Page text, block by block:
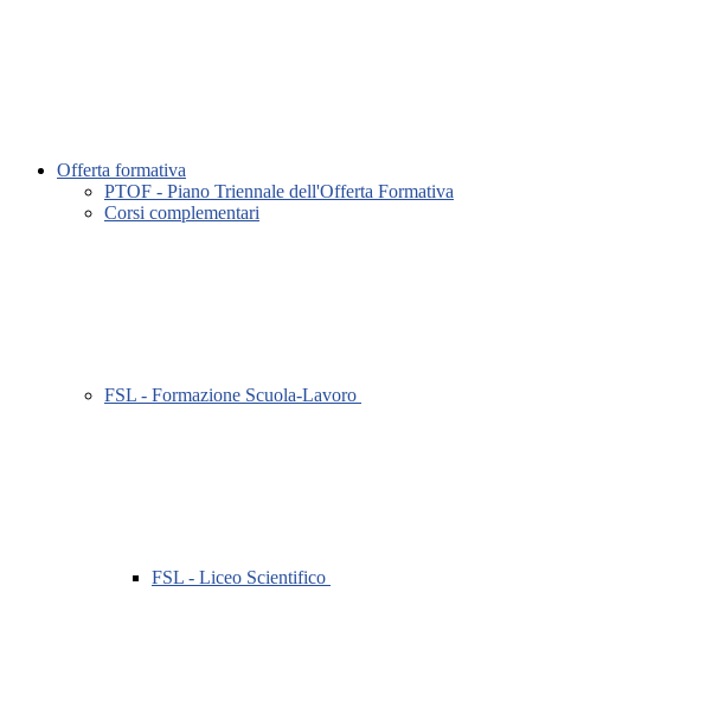
Offerta formativa
PTOF - Piano Triennale dell'Offerta Formativa
Corsi complementari
FSL - Formazione Scuola-Lavoro
FSL - Liceo Scientifico